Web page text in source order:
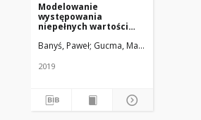
Modelowanie
występowania
niepełnych wartości
Banyś, Paweł Gucma, Maciej. Promotor
2019